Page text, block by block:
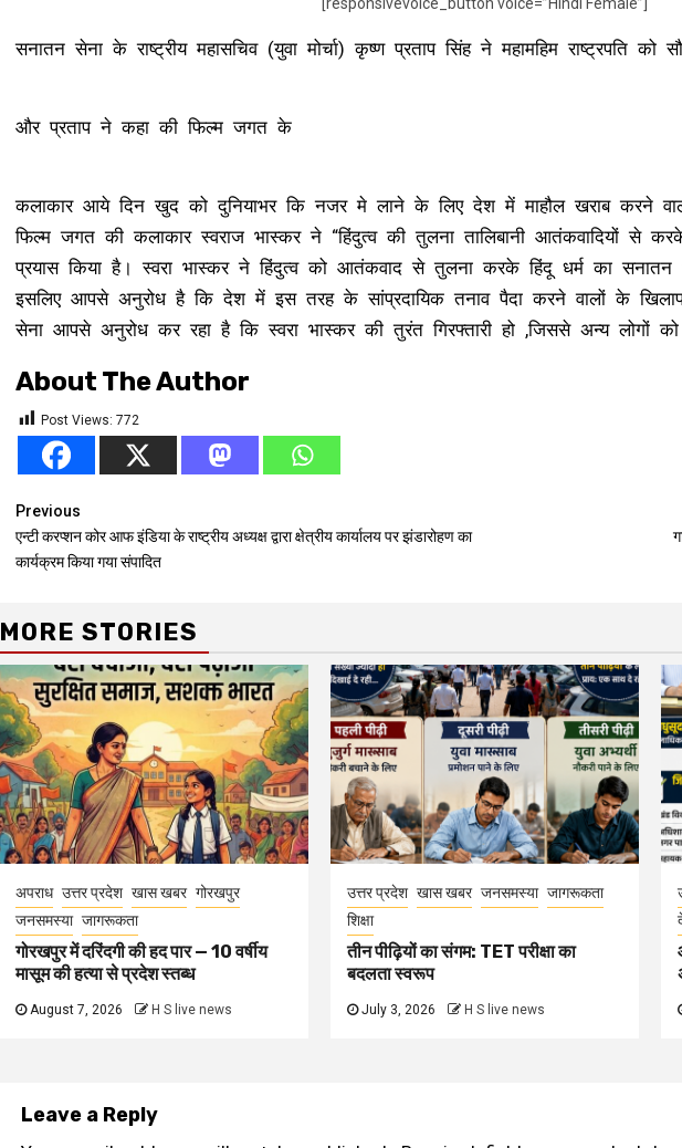
सनातन सेना के राष्ट्रीय महासचिव (युवा मोर्चा) कृष्ण प्रताप सिंह ने महामहिम राष्ट्रपति को
और प्रताप ने कहा की फिल्म जगत के
कलाकार आये दिन खुद को दुनियाभर कि नजर मे लाने के लिए देश में माहौल खराब करने
फिल्म जगत की कलाकार स्वराज भास्कर ने “हिंदुत्व की तुलना तालिबानी आतंकवादियों से
प्रयास किया है। स्वरा भास्कर ने हिंदुत्व को आतंकवाद से तुलना करके हिंदू धर्म का सनातन
इसलिए आपसे अनुरोध है कि देश में इस तरह के सांप्रदायिक तनाव पैदा करने वालों के खिलाफ
सेना आपसे अनुरोध कर रहा है कि स्वरा भास्कर की तुरंत गिरफ्तारी हो ,जिससे अन्य लोगों
About The Author
Post Views: 772
Continue
Reading
Previous
एन्टी करप्शन कोर आफ इंडिया के राष्ट्रीय अध्यक्ष द्वारा क्षेत्रीय कार्यालय पर झंडारोहण का
कार्यक्रम किया गया संपादित
MORE STORIES
अपराध उत्तर प्रदेश खास खबर गोरखपुर
जनसमस्या जागरूकता
गोरखपुर में दरिंदगी की हद पार — 10 वर्षीय
मासूम की हत्या से प्रदेश स्तब्ध
August 7, 2026 H S live news
उत्तर प्रदेश खास खबर जनसमस्या जागरूकता
शिक्षा
तीन पीढ़ियों का संगम: TET परीक्षा का
बदलता स्वरूप
July 3, 2026 H S live news
Leave a Reply